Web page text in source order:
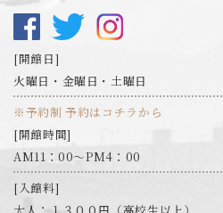
開館日
火曜日・金曜日・土曜日
※予約制 予約はコチラから
開館時間
AM11：00～PM4：00
入館料
大人：１３００円（高校生以上）